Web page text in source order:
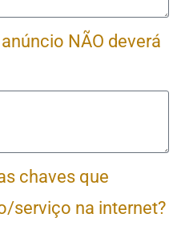
NÃO deverá
chaves que
serviço na internet?